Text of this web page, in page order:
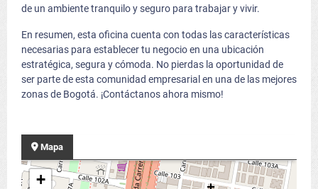
de un ambiente tranquilo y seguro para trabajar y vivir.
En resumen, esta oficina cuenta con todas las características
necesarias para establecer tu negocio en una ubicación
estratégica, segura y cómoda. No pierdas la oportunidad de
ser parte de esta comunidad empresarial en una de las mejores
zonas de Bogotá. ¡Contáctanos ahora mismo!
Mapa
+